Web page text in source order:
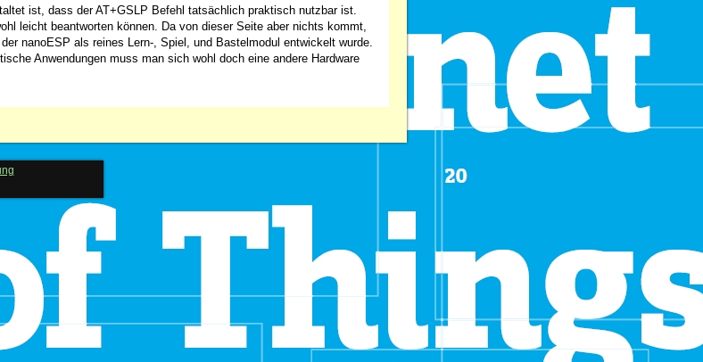
ist, dass der AT+GSLP Befehl tatsächlich praktisch nutzbar ist.
leicht beantworten können. Da von dieser Seite aber nichts kommt,
nanoESP als reines Lern-, Spiel, und Bastelmodul entwickelt wurde.
Anwendungen muss man sich wohl doch eine andere Hardware